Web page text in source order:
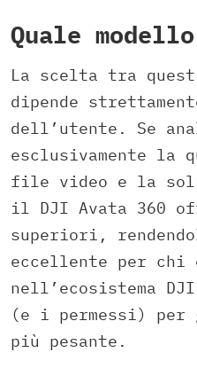
Quale
La scelta tra
dipende
dell’utente. Se
esclusivamente la
file video e la
il DJI Avata 360
superiori,
eccellente per
nell’ecosistema
(e i permessi) per
più pesante.